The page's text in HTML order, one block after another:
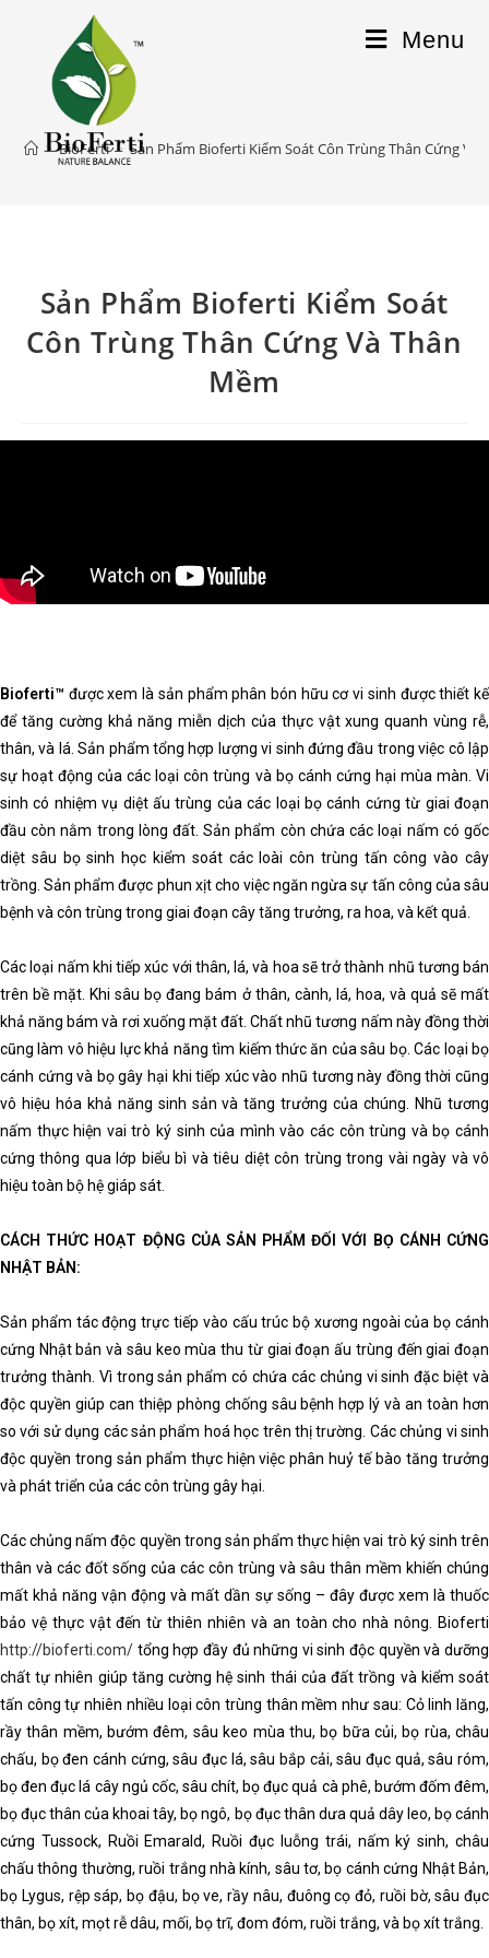
Menu
> BioFerti > Sản Phẩm Bioferti Kiểm Soát Côn Trùng Thân Cứng Và
Sản Phẩm Bioferti Kiểm Soát
Côn Trùng Thân Cứng Và Thân
Mềm
Bioferti™ được xem là sản phẩm phân bón hữu cơ vi sinh được thiết kế
để tăng cường khả năng miễn dịch của thực vật xung quanh vùng rễ,
thân, và lá. Sản phẩm tổng hợp lượng vi sinh đứng đầu trong việc cô lập
sự hoạt động của các loại côn trùng và bọ cánh cứng hại mùa màn. Vi
sinh có nhiệm vụ diệt ấu trùng của các loại bọ cánh cứng từ giai đoạn
đầu còn nằm trong lòng đất. Sản phẩm còn chứa các loại nấm có gốc
diệt sâu bọ sinh học kiểm soát các loài côn trùng tấn công vào cây
trồng. Sản phẩm được phun xịt cho việc ngăn ngừa sự tấn công của sâu
bệnh và côn trùng trong giai đoạn cây tăng trưởng, ra hoa, và kết quả.
Các loại nấm khi tiếp xúc với thân, lá, và hoa sẽ trở thành nhũ tương bán
trên bề mặt. Khi sâu bọ đang bám ở thân, cành, lá, hoa, và quả sẽ mất
khả năng bám và rơi xuống mặt đất. Chất nhũ tương nấm này đồng thời
cũng làm vô hiệu lực khả năng tìm kiếm thức ăn của sâu bọ. Các loại bọ
cánh cứng và bọ gây hại khi tiếp xúc vào nhũ tương này đồng thời cũng
vô hiệu hóa khả năng sinh sản và tăng trưởng của chúng. Nhũ tương
nấm thực hiện vai trò ký sinh của mình vào các côn trùng và bọ cánh
cứng thông qua lớp biểu bì và tiêu diệt côn trùng trong vài ngày và vô
hiệu toàn bộ hệ giáp sát.
CÁCH THỨC HOẠT ĐỘNG CỦA SẢN PHẨM ĐỐI VỚI BỌ CÁNH CỨNG
NHẬT BẢN:
Sản phẩm tác động trực tiếp vào cấu trúc bộ xương ngoài của bọ cánh
cứng Nhật bản và sâu keo mùa thu từ giai đoạn ấu trùng đến giai đoạn
trưởng thành. Vì trong sản phẩm có chứa các chủng vi sinh đặc biệt và
độc quyền giúp can thiệp phòng chống sâu bệnh hợp lý và an toàn hơn
so với sử dụng các sản phẩm hoá học trên thị trường. Các chủng vi sinh
độc quyền trong sản phẩm thực hiện việc phân huỷ tế bào tăng trưởng
và phát triển của các côn trùng gây hại.
Các chủng nấm độc quyền trong sản phẩm thực hiện vai trò ký sinh trên
thân và các đốt sống của các côn trùng và sâu thân mềm khiến chúng
mất khả năng vận động và mất dần sự sống – đây được xem là thuốc
bảo vệ thực vật đến từ thiên nhiên và an toàn cho nhà nông. Bioferti
http://bioferti.com/ tổng hợp đầy đủ những vi sinh độc quyền và dưỡng
chất tự nhiên giúp tăng cường hệ sinh thái của đất trồng và kiểm soát
tấn công tự nhiên nhiều loại côn trùng thân mềm như sau: Cỏ linh lăng,
rầy thân mềm, bướm đêm, sâu keo mùa thu, bọ bữa củi, bọ rùa, châu
chấu, bọ đen cánh cứng, sâu đục lá, sâu bắp cải, sâu đục quả, sâu róm,
bọ đen đục lá cây ngủ cốc, sâu chít, bọ đục quả cà phê, bướm đốm đêm,
bọ đục thân của khoai tây, bọ ngô, bọ đục thân dưa quả dây leo, bọ cánh
cứng Tussock, Ruồi Emarald, Ruồi đục luỗng trái, nấm ký sinh, châu
chấu thông thường, ruồi trắng nhà kính, sâu tơ, bọ cánh cứng Nhật Bản,
bọ Lygus, rệp sáp, bọ đậu, bọ ve, rầy nâu, đuông cọ đỏ, ruồi bờ, sâu đục
thân, bọ xít, mọt rễ dâu, mối, bọ trĩ, đom đóm, ruồi trắng, và bọ xít trắng.